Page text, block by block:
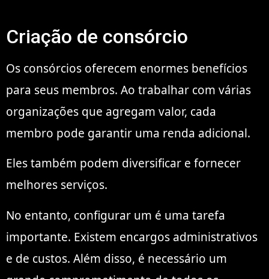
Criação de consórcio
Os consórcios oferecem enormes benefícios
para seus membros. Ao trabalhar com várias
organizações que agregam valor, cada
membro pode garantir uma renda adicional.
Eles também podem diversificar e fornecer
melhores serviços.
No entanto, configurar um é uma tarefa
importante. Existem encargos administrativos
e de custos. Além disso, é necessário um